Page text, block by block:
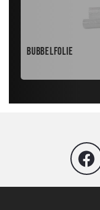
Bubbelfolie